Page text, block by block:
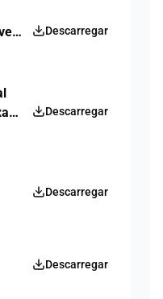
Descarregar
Descarregar
Descarregar
Descarregar